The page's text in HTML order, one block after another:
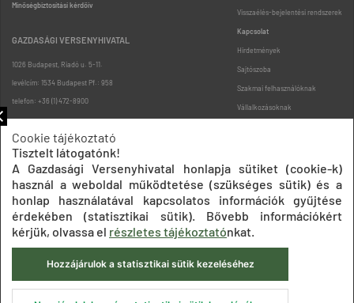
Minőségbiztosítási kérdőív
GAZDASÁGI VERSENYHIVATAL
1026 Budapest, Riadó u. 5-11.
levélcím: 1534 Budapest Pf.: 958
telefon: +36 (1) 472-8900
Visszaélés-bejelentési rendszerek
Kapcsolat
Hirdetmények
Sajtószoba
Szakmai felhasználóknak
Vállalkozásoknak
Oldaltérkép
Impresszum Adatkezelési tájékoztatók
Akadálymentesítési nyilatkozat
Közadatkereső
Süti beállítások ÁSZF
Cookie tájékoztató
Tisztelt látogatónk!
A Gazdasági Versenyhivatal honlapja sütiket (cookie-k)
használ a weboldal működtetése (szükséges sütik) és a
honlap használatával kapcsolatos információk gyűjtése
érdekében (statisztikai sütik). Bővebb információkért
kérjük, olvassa el részletes tájékoztatónkat.
Hozzájárulok a statisztikai sütik kezeléséhez